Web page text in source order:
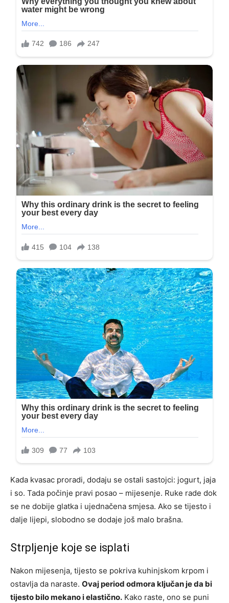
Kada kvasac proradi, dodaju se ostali sastojci: jogurt, jaja
i so. Tada počinje pravi posao – mijesenje. Ruke rade dok
se ne dobije glatka i ujednačena smjesa. Ako se tijesto i
dalje lijepi, slobodno se dodaje još malo brašna.
Strpljenje koje se isplati
Nakon mijesenja, tijesto se pokriva kuhinjskom krpom i
ostavlja da naraste. Ovaj period odmora ključan je da bi
tijesto bilo mekano i elastično. Kako raste, ono se puni